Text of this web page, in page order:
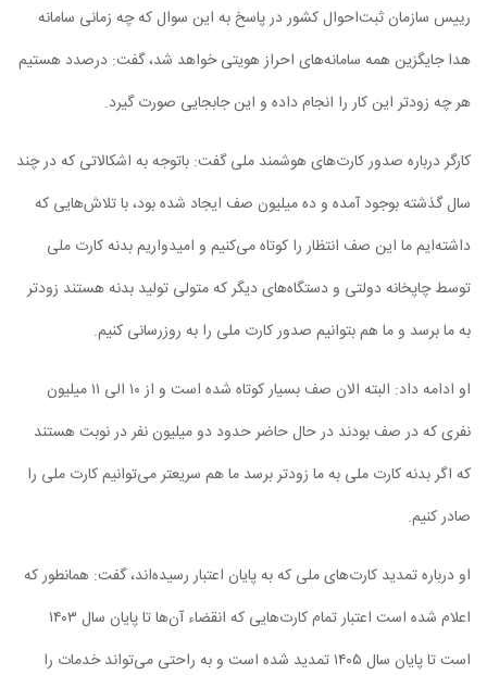
رییس سازمان ثبت‌احوال کشور در پاسخ به این سوال که چه زمانی سامانه
هدا جایگزین همه سامانه‌های احراز هویتی خواهد شد، گفت: درصدد هستیم
هر چه زودتر این کار را انجام داده و این جابجایی صورت گیرد.
کارگر درباره صدور کارت‌های هوشمند ملی گفت: باتوجه به اشکالاتی که در چند
سال گذشته بوجود آمده و ده میلیون صف ایجاد شده بود، با تلاش‌هایی که
داشته‌ایم ما این صف انتظار را کوتاه می‌کنیم و امیدواریم بدنه کارت ملی
توسط چاپخانه دولتی و دستگاه‌های دیگر که متولی تولید بدنه هستند زودتر
به ما برسد و ما هم بتوانیم صدور کارت ملی را به روزرسانی کنیم.
او ادامه داد: البته الان صف بسیار کوتاه شده است و از ۱۰ الی ۱۱ میلیون
نفری که در صف بودند در حال حاضر حدود دو میلیون نفر در نوبت هستند
که اگر بدنه کارت ملی به ما زودتر برسد ما هم سریعتر می‌توانیم کارت ملی را
صادر کنیم.
او درباره تمدید کارت‌های ملی که به پایان اعتبار رسیده‌اند، گفت: همانطور که
اعلام شده است اعتبار تمام کارت‌هایی که انقضاء آن‌ها تا پایان سال ۱۴۰۳
است تا پایان سال ۱۴۰۵ تمدید شده است و به راحتی می‌تواند خدمات را